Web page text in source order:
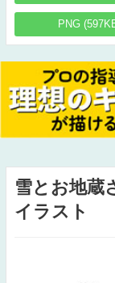
PNG
雪とお地蔵
イラスト